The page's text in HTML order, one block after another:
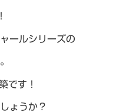
ールシリーズの
です！
ょうか？